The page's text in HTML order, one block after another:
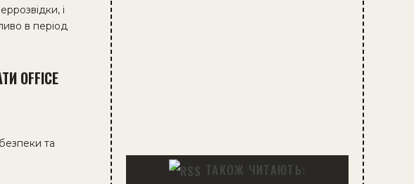
і
в період
OFFICE
та
ТАКОЖ ЧИТАЮТЬ: